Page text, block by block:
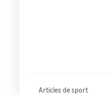
Articles de sport